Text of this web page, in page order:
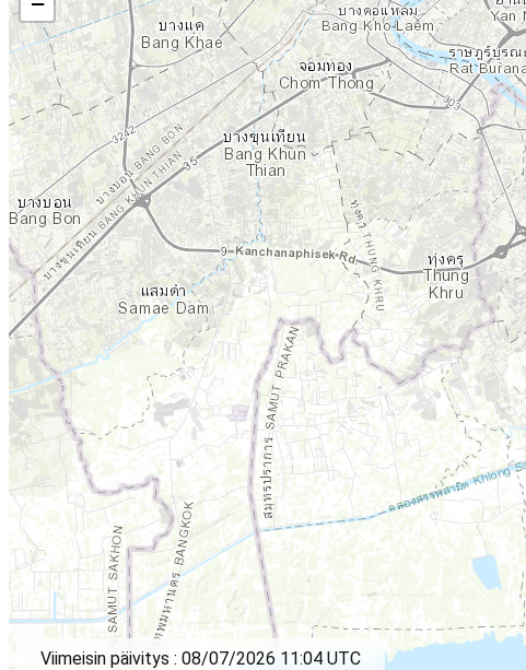
Viimeisin päivitys : 08/07/2026 11:04 UTC